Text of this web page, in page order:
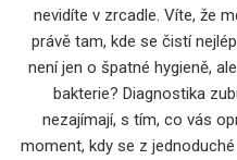
nevidíte v zrcadle. Víte, že
právě tam, kde se čistí
není jen o špatné hygieně,
bakterie? Diagnostika
nezajímají, s tím, co vás
moment, kdy se z